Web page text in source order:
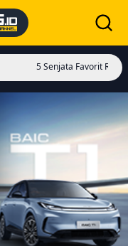
5 Senjata Favorit RedFace di